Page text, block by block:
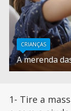
CRIANÇAS
A merenda
1- Tire a